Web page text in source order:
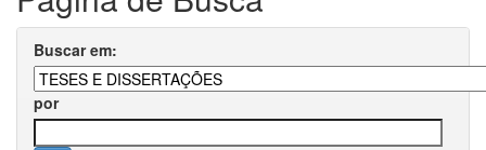
Buscar em:
por